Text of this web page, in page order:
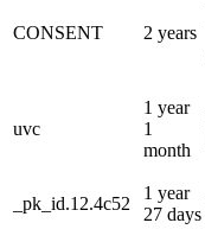
CONSENT 2 years
uvc
1 year
1
month
_pk_id.12.4c52
1 year
27 days